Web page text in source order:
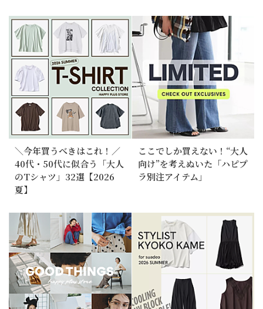
＼今年買うべきはこれ！／
40代・50代に似合う「大人
のTシャツ」32選【2026
夏】
ここでしか買えない！“大人
向け”を考えぬいた「ハピプ
ラ別注アイテム」